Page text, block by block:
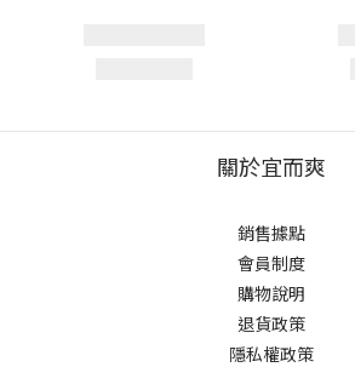
關於宜而爽
銷售據點
會員制度
購物說明
退貨政策
隱私權政策